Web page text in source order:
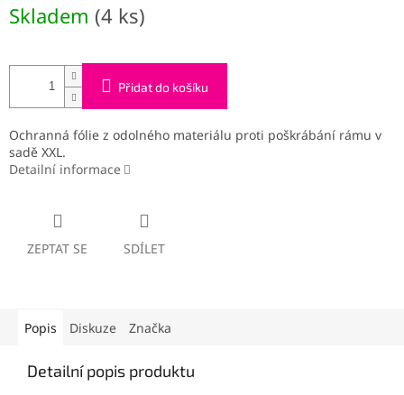
cena:
Skladem (4 ks)
Přidat do košíku
Ochranná fólie z odolného materiálu proti poškrábání rámu v
sadě XXL.
Detailní informace
ZEPTAT SE SDÍLET
Popis Diskuze Značka
Detailní popis produktu